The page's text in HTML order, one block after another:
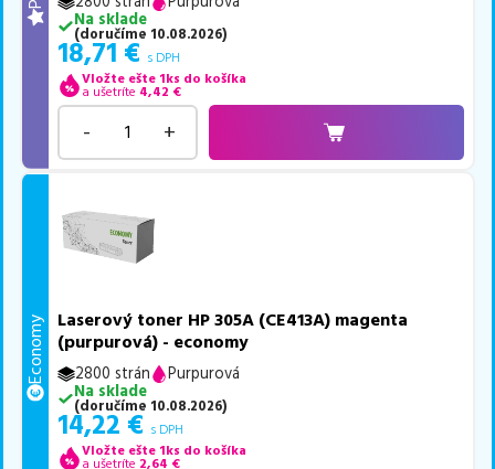
Na sklade
(doručíme 10.08.2026)
18,71 € s DPH
Vložte ešte 1ks do košíka
a ušetríte 4,42 €
- +
Economy
Laserový toner HP 305A (CE413A) magenta
(purpurová) - economy
2800 strán
Purpurová
Na sklade
(doručíme 10.08.2026)
14,22 € s DPH
Vložte ešte 1ks do košíka
a ušetríte 2,64 €